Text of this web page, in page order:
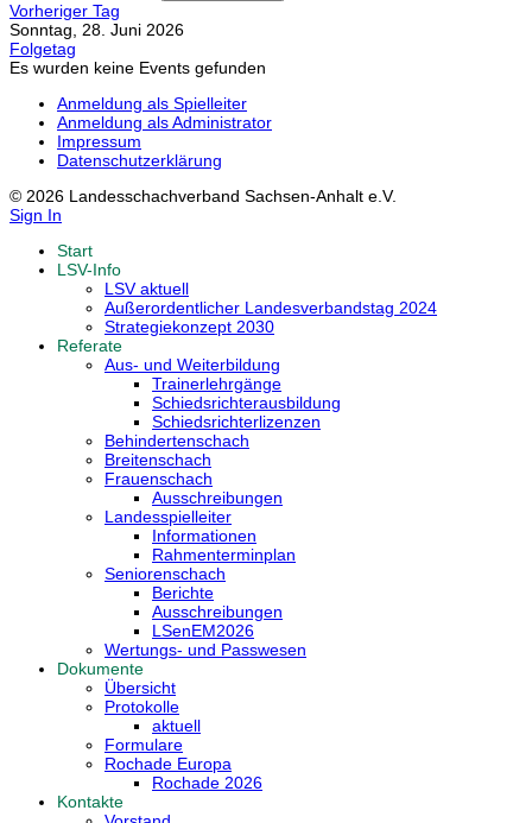
Vorheriger Tag
Sonntag, 28. Juni 2026
Folgetag
Es wurden keine Events gefunden
Anmeldung als Spielleiter
Anmeldung als Administrator
Impressum
Datenschutzerklärung
© 2026 Landesschachverband Sachsen-Anhalt e.V.
Sign In
Start
LSV-Info
LSV aktuell
Außerordentlicher Landesverbandstag 2024
Strategiekonzept 2030
Referate
Aus- und Weiterbildung
Trainerlehrgänge
Schiedsrichterausbildung
Schiedsrichterlizenzen
Behindertenschach
Breitenschach
Frauenschach
Ausschreibungen
Landesspielleiter
Informationen
Rahmenterminplan
Seniorenschach
Berichte
Ausschreibungen
LSenEM2026
Wertungs- und Passwesen
Dokumente
Übersicht
Protokolle
aktuell
Formulare
Rochade Europa
Rochade 2026
Kontakte